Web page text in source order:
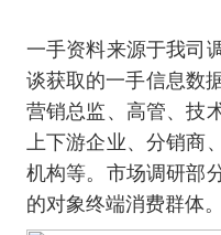
一手资料来源于我司
谈获取的一手信息数
营销总监、高管、技
上下游企业、分销商
机构等。市场调研部
的对象终端消费群体。